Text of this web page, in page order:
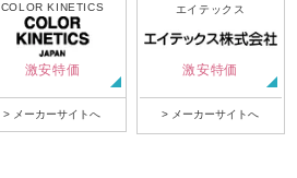
COLOR KINETICS
激安特価
> メーカーサイトへ
エイテックス
激安特価
> メーカーサイトへ